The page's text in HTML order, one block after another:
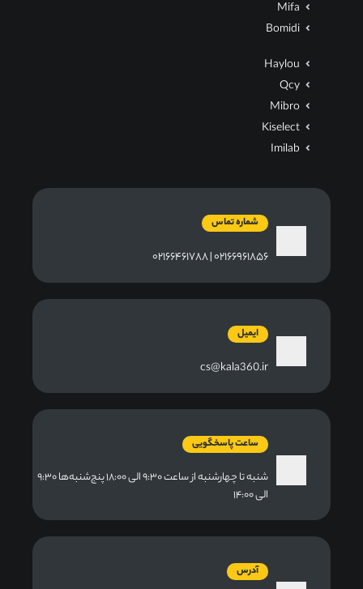
Mifa
Bomidi
Haylou
Qcy
Mibro
Kiselect
Imilab
شماره تماس
۰۲۱۶۶۹۶۱۸۵۶ | ۰۲۱۶۶۴۶۱۷۸۸
ایمیل
cs@kala360.ir
ساعت پاسخگویی
شنبه تا چهارشنبه از ساعت ۹:۳۰ الی ۱۸:۰۰ پنج‌شنبه‌ها ۹:۳۰
الی ۱۴:۰۰
آدرس